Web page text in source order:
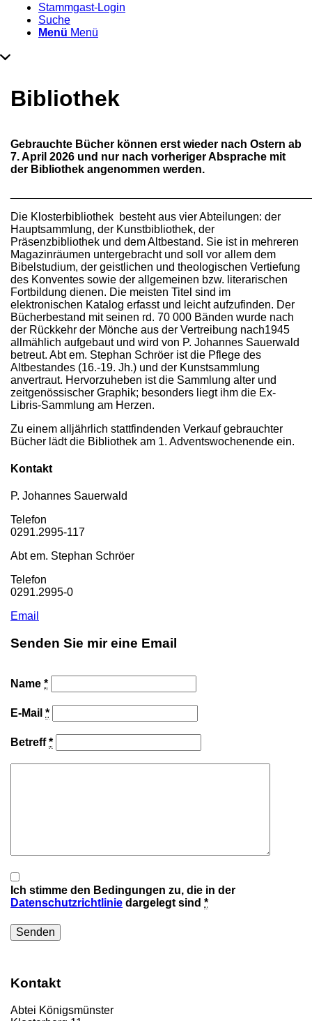
Stammgast-Login
Suche
Menü Menü
Bibliothek
Gebrauchte Bücher können erst wieder nach Ostern ab
7. April 2026 und nur nach vorheriger Absprache mit
der Bibliothek angenommen werden.
Die Klosterbibliothek besteht aus vier Abteilungen: der
Hauptsammlung, der Kunstbibliothek, der
Präsenzbibliothek und dem Altbestand. Sie ist in mehreren
Magazinräumen untergebracht und soll vor allem dem
Bibelstudium, der geistlichen und theologischen Vertiefung
des Konventes sowie der allgemeinen bzw. literarischen
Fortbildung dienen. Die meisten Titel sind im
elektronischen Katalog erfasst und leicht aufzufinden. Der
Bücherbestand mit seinen rd. 70 000 Bänden wurde nach
der Rückkehr der Mönche aus der Vertreibung nach1945
allmählich aufgebaut und wird von P. Johannes Sauerwald
betreut. Abt em. Stephan Schröer ist die Pflege des
Altbestandes (16.-19. Jh.) und der Kunstsammlung
anvertraut. Hervorzuheben ist die Sammlung alter und
zeitgenössischer Graphik; besonders liegt ihm die Ex-
Libris-Sammlung am Herzen.
Zu einem alljährlich stattfindenden Verkauf gebrauchter
Bücher lädt die Bibliothek am 1. Adventswochenende ein.
Kontakt
P. Johannes Sauerwald
Telefon
0291.2995-117
Abt em. Stephan Schröer
Telefon
0291.2995-0
Email
Senden Sie mir eine Email
Name *
E-Mail *
Betreff*
Ich stimme den Bedingungen zu, die in der
Datenschutzrichtlinie dargelegt sind *
Kontakt
Abtei Königsmünster